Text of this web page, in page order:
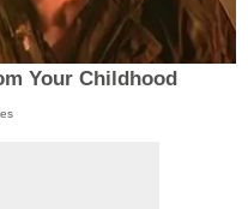
Your Childhood